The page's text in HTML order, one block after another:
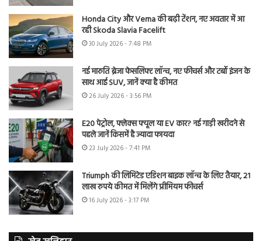
Honda City और Verna की बढ़ी टेंशन, नए अवतार में आ
रही Skoda Slavia Facelift
30 July 2026 - 7:48 PM
नई मारुति ब्रेजा फेसलिफ्ट लॉन्च, नए फीचर्स और टर्बो इंजन के
साथ आई SUV, जानें क्या है कीमत
26 July 2026 - 3:56 PM
E20 पेट्रोल, फ्लेक्स फ्यूल या EV कार? नई गाड़ी खरीदने से
पहले जानें किसमें है ज्यादा फायदा
23 July 2026 - 7:41 PM
Triumph की लिमिटेड एडिशन बाइक लॉन्च के लिए तैयार, 21
लाख रुपये कीमत में मिलेंगे प्रीमियम फीचर्स
16 July 2026 - 3:17 PM